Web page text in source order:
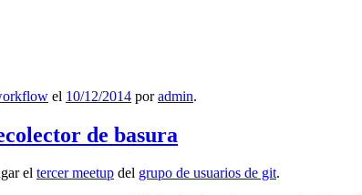
el 10/12/2014 poradmin.
de basura
el tercer meetup del grupo de usuarios de git.